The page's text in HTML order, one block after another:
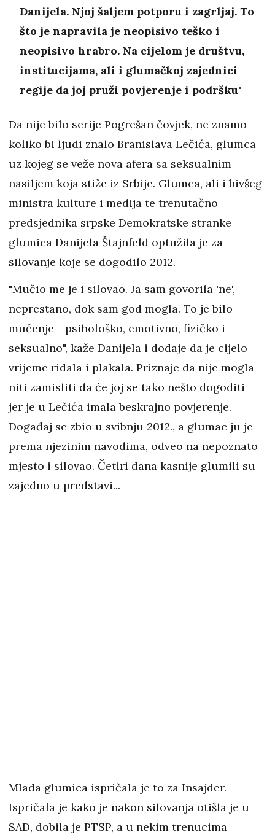
Danijela. Njoj šaljem potporu i zagrljaj. To
što je napravila je neopisivo teško i
neopisivo hrabro. Na cijelom je društvu,
institucijama, ali i glumačkoj zajednici
regije da joj pruži povjerenje i podršku"
Da nije bilo serije Pogrešan čovjek, ne znamo
koliko bi ljudi znalo Branislava Lečića, glumca
uz kojeg se veže nova afera sa seksualnim
nasiljem koja stiže iz Srbije. Glumca, ali i bivšeg
ministra kulture i medija te trenutačno
predsjednika srpske Demokratske stranke
glumica Danijela Štajnfeld optužila je za
silovanje koje se dogodilo 2012.
"Mučio me je i silovao. Ja sam govorila 'ne',
neprestano, dok sam god mogla. To je bilo
mučenje - psihološko, emotivno, fizičko i
seksualno", kaže Danijela i dodaje da je cijelo
vrijeme ridala i plakala. Priznaje da nije mogla
niti zamisliti da će joj se tako nešto dogoditi
jer je u Lečića imala beskrajno povjerenje.
Događaj se zbio u svibnju 2012., a glumac ju je
prema njezinim navodima, odveo na nepoznato
mjesto i silovao. Četiri dana kasnije glumili su
zajedno u predstavi...
Mlada glumica ispričala je to za Insajder.
Ispričala je kako je nakon silovanja otišla je u
SAD, dobila je PTSP, a u nekim trenucima